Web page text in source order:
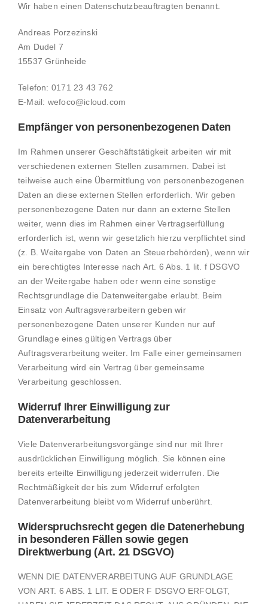
Wir haben einen Datenschutzbeauftragten benannt.
Andreas Porzezinski
Am Dudel 7
15537 Grünheide
Telefon: 0171 23 43 762
E-Mail: wefoco@icloud.com
Empfänger von personenbezogenen Daten
Im Rahmen unserer Geschäftstätigkeit arbeiten wir mit
verschiedenen externen Stellen zusammen. Dabei ist
teilweise auch eine Übermittlung von personenbezogenen
Daten an diese externen Stellen erforderlich. Wir geben
personenbezogene Daten nur dann an externe Stellen
weiter, wenn dies im Rahmen einer Vertragserfüllung
erforderlich ist, wenn wir gesetzlich hierzu verpflichtet sind
(z. B. Weitergabe von Daten an Steuerbehörden), wenn wir
ein berechtigtes Interesse nach Art. 6 Abs. 1 lit. f DSGVO
an der Weitergabe haben oder wenn eine sonstige
Rechtsgrundlage die Datenweitergabe erlaubt. Beim
Einsatz von Auftragsverarbeitern geben wir
personenbezogene Daten unserer Kunden nur auf
Grundlage eines gültigen Vertrags über
Auftragsverarbeitung weiter. Im Falle einer gemeinsamen
Verarbeitung wird ein Vertrag über gemeinsame
Verarbeitung geschlossen.
Widerruf Ihrer Einwilligung zur
Datenverarbeitung
Viele Datenverarbeitungsvorgänge sind nur mit Ihrer
ausdrücklichen Einwilligung möglich. Sie können eine
bereits erteilte Einwilligung jederzeit widerrufen. Die
Rechtmäßigkeit der bis zum Widerruf erfolgten
Datenverarbeitung bleibt vom Widerruf unberührt.
Widerspruchsrecht gegen die Datenerhebung
in besonderen Fällen sowie gegen
Direktwerbung (Art. 21 DSGVO)
WENN DIE DATENVERARBEITUNG AUF GRUNDLAGE
VON ART. 6 ABS. 1 LIT. E ODER F DSGVO ERFOLGT,